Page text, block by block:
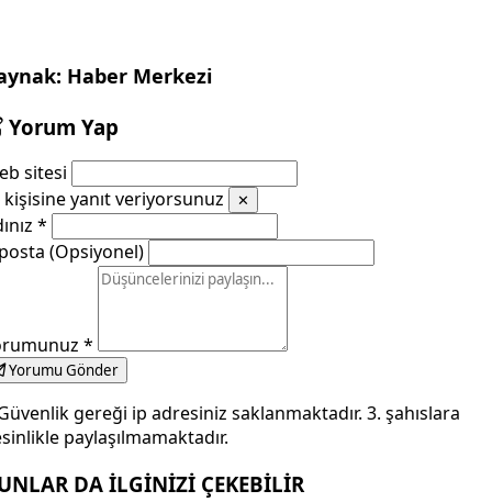
Haber Merkezi
Yorum Yap
sitesi
kişisine yanıt veriyorsunuz
✕
*
(Opsiyonel)
*
Yorumu Gönder
gereği ip adresiniz saklanmaktadır. 3. şahıslara
paylaşılmamaktadır.
DA İLGİNİZİ ÇEKEBİLİR